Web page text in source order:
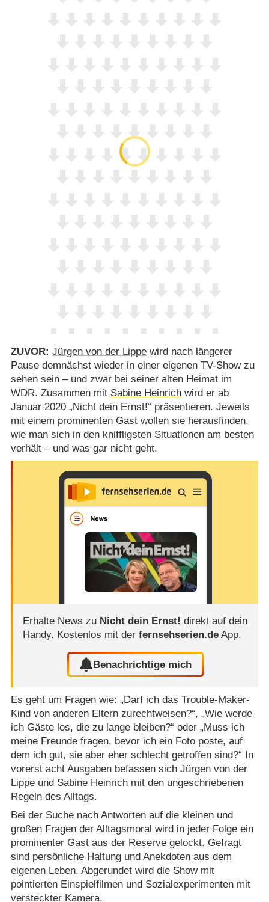
ZUVOR: Jürgen von der Lippewird nach längerer
Pause demnächst wieder in einer eigenen TV-Show zu
sehen sein – und zwar bei seiner alten Heimat im
WDR. Zusammen mit Sabine Heinrichwird er ab
Januar 2020 „Nicht dein Ernst!“ präsentieren. Jeweils
mit einem prominenten Gast wollen sie herausfinden,
wie man sich in den kniffligsten Situationen am besten
verhält – und was gar nicht geht.
Erhalte News zu Nicht dein Ernst! direkt auf dein
Handy. Kostenlos mit der fernsehserien.deApp.
Benachrichtige mich
Es geht um Fragen wie: „Darf ich das Trouble-Maker-
Kind von anderen Eltern zurechtweisen?“, „Wie werde
ich Gäste los, die zu lange bleiben?“ oder „Muss ich
meine Freunde fragen, bevor ich ein Foto poste, auf
dem ich gut, sie aber eher schlecht getroffen sind?“ In
vorerst acht Ausgaben befassen sich Jürgen von der
Lippe und Sabine Heinrich mit den ungeschriebenen
Regeln des Alltags.
Bei der Suche nach Antworten auf die kleinen und
großen Fragen der Alltagsmoral wird in jeder Folge ein
prominenter Gast aus der Reserve gelockt. Gefragt
sind persönliche Haltung und Anekdoten aus dem
eigenen Leben. Abgerundet wird die Show mit
pointierten Einspielfilmen und Sozialexperimenten mit
versteckter Kamera.